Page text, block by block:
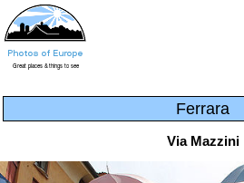
Ferrara
Via Mazzini